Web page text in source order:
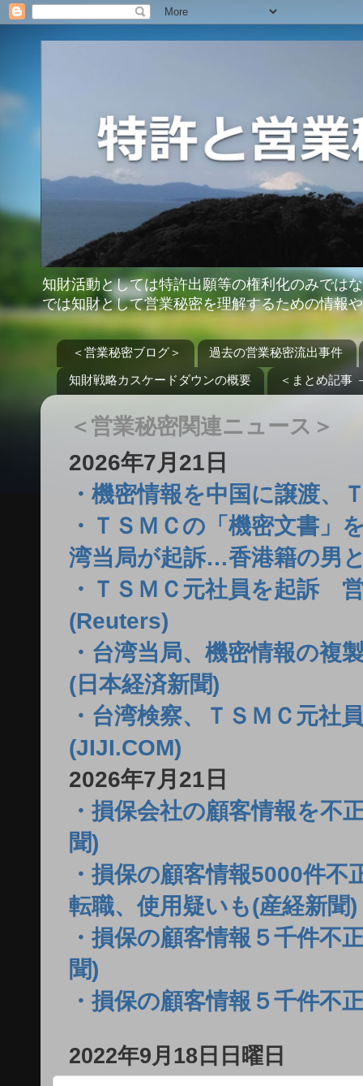
知財活動としては特許出願等の権利化のみでは
では知財として営業秘密を理解するための情報
＜営業秘密ブログ＞
過去の営業秘密流出事件
知財戦略カスケードダウンの概要
＜まとめ記事
＜営業秘密関連ニュース＞
2026年7月21日
・機密情報を中国に譲渡、
・ＴＳＭＣの「機密文書」
湾当局が起訴…香港籍の男
・ＴＳＭＣ元社員を起訴
(Reuters)
・台湾当局、機密情報の
(日本経済新聞)
・台湾検察、ＴＳＭＣ元
(JIJI.COM)
2026年7月21日
・損保会社の顧客情報を
聞)
・損保の顧客情報5000件
転職、使用疑いも(産経新聞)
・損保の顧客情報５千件
聞)
・損保の顧客情報５千件不
2022年9月18日日曜日